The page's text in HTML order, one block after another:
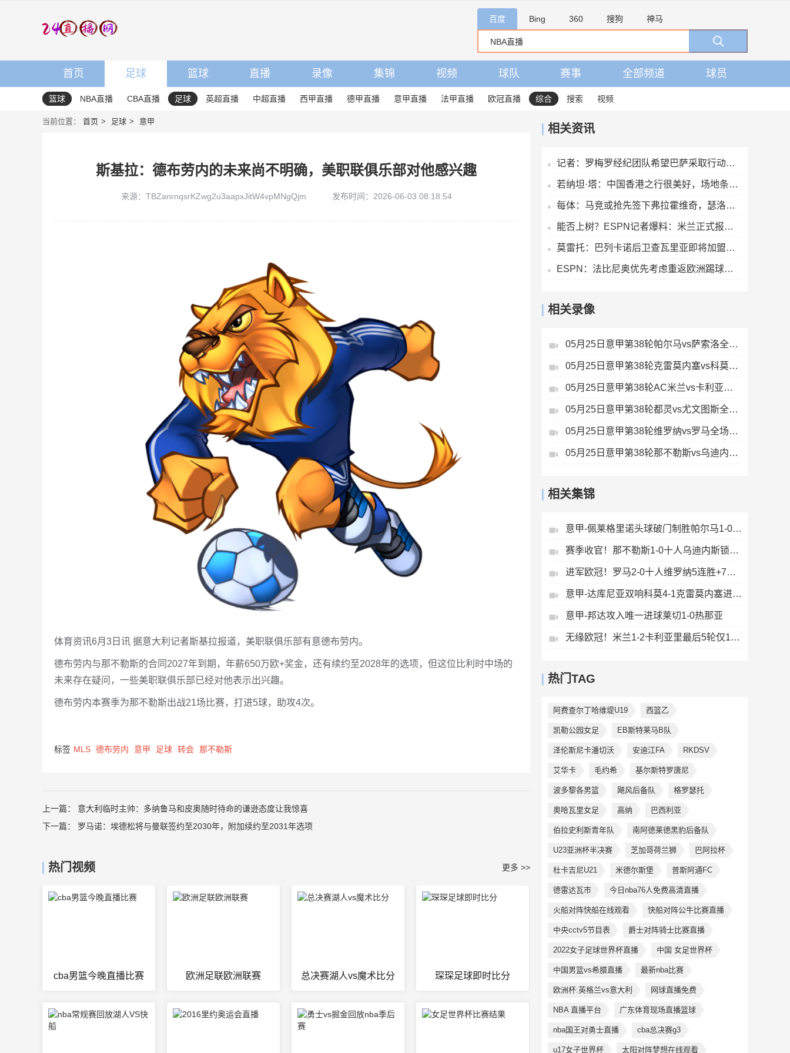
百度 Bing 360 搜狗 神马
首页 足球 篮球 直播 录像 集锦 视频 球队 赛事 全部频道 球员
篮球 NBA直播 CBA直播 足球 英超直播 中超直播 西甲直播 德甲直播 意甲直播 法甲直播 欧冠直播 综合 搜索 视频
当前位置： 首页 足球 意甲
斯基拉：德布劳内的未来尚不明确，美职联俱乐部对他感兴趣
来源：TBZanrnqsrKZwg2u3aapxJitW4vpMNgQjm 发布时间：2026-06-03 08:18:54
体育资讯6月3日讯 据意大利记者斯基拉报道，美职联俱乐部有意德布劳内。
德布劳内与那不勒斯的合同2027年到期，年薪650万欧+奖金，还有续约至2028年的选项，但这位比利时中场的
未来存在疑问，一些美职联俱乐部已经对他表示出兴趣。
德布劳内本赛季为那不勒斯出战21场比赛，打进5球，助攻4次。
标签 MLS 德布劳内 意甲 足球 转会 那不勒斯
上一篇： 意大利临时主帅：多纳鲁马和皮奥随时待命的谦逊态度让我惊喜
下一篇： 罗马诺：埃德松将与曼联签约至2030年，附加续约至2031年选项
热门视频 更多 >>
cba男篮今晚直播比赛 欧洲足联欧洲联赛 总决赛湖人vs魔术比分 琛琛足球即时比分
相关资讯
记者：罗梅罗经纪团队希望巴萨采取行动，但后者首选引进罗德里
若纳坦·塔：中国香港之行很美好，场地条件一般 但我们踢得不错
每体：马竞或抢先签下弗拉霍维奇，瑟洛特去留成关键变量
能否上树？ESPN记者爆料：米兰正式报价博卡青年中场帕雷德斯
莫雷托：巴列卡诺后卫查瓦里亚即将加盟切尔西，很快就会官方宣布
ESPN：法比尼奥优先考虑重返欧洲踢球，而不是回到祖国巴西
相关录像
05月25日意甲第38轮帕尔马vs萨索洛全场录像
05月25日意甲第38轮克雷莫内塞vs科莫全场录像
05月25日意甲第38轮AC米兰vs卡利亚里全场录像
05月25日意甲第38轮都灵vs尤文图斯全场录像
05月25日意甲第38轮维罗纳vs罗马全场录像
05月25日意甲第38轮那不勒斯vs乌迪内斯全场录像
相关集锦
意甲-佩莱格里诺头球破门制胜帕尔马1-0萨索洛
赛季收官！那不勒斯1-0十人乌迪内斯锁定第二丁丁助攻霍伊伦制胜
进军欧冠！罗马2-0十人维罗纳5连胜+7轮不败第3收官迪巴拉2助攻
意甲-达库尼亚双响科莫4-1克雷莫内塞进欧冠
意甲-邦达攻入唯一进球莱切1-0热那亚
无缘欧冠！米兰1-2卡利亚里最后5轮仅1胜萨勒马科尔斯闪击难救主
热门TAG
阿费查尔丁哈维堤U19 西篮乙
凯勒公园女足 EB斯特莱马B队
泽伦斯尼卡潘切沃 安迪江FA RKDSV
艾华卡 毛约希 基尔斯特罗唐尼
波多黎各男篮 飓风后备队 格罗瑟托
奥哈瓦里女足 高纳 巴西利亚
伯拉史利斯青年队 南阿德莱德黑豹后备队
U23亚洲杯半决赛 芝加哥荷兰狮 巴阿拉杯
杜卡吉尼U21 米德尔斯堡 普斯阿通FC
德雷达瓦市 今日nba76人免费高清直播
火船对阵快船在线观看 快船对阵公牛比赛直播
中央cctv5节目表 爵士对阵骑士比赛直播
2022女子足球世界杯直播 中国 女足世界杯
中国男篮vs希腊直播 最新nba比赛
欧洲杯:英格兰vs意大利 网球直播免费
NBA 直播平台 广东体育现场直播篮球
nba国王对勇士直播 cba总决赛g3
u17女子世界杯 太阳对阵梦想在线观看